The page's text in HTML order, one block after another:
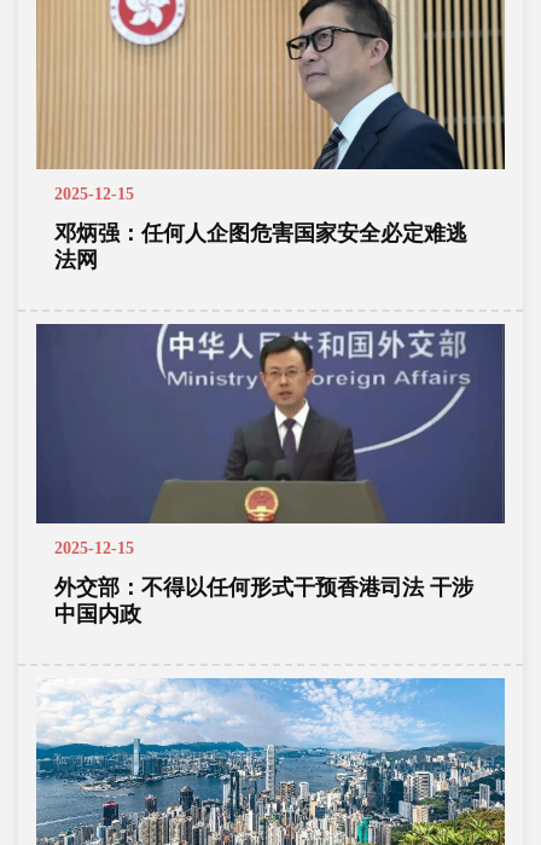
2025-12-15
邓炳强：任何人企图危害国家安全必定难逃
法网
2025-12-15
外交部：不得以任何形式干预香港司法 干涉
中国内政